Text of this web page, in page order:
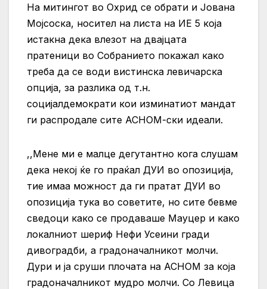
На митингот во Охрид се обрати и Јована
Мојсоска, носител на листа на ИЕ 5 која
истакна дека влезот на двајцата
пратеници во Собранието покажал како
треба да се води вистинска левичарска
опција, за разлика од т.н.
социјалдемократи кои изминатиот мандат
ги распродале сите АСНОМ-ски идеали.
,,Мене ми е малце дегутантно кога слушам
дека некој ќе го праќал ДУИ во опозиција,
тие имаа можност да ги пратат ДУИ во
опозиција тука во советите, но сите бевме
сведоци како се продаваше Мауцер и како
локалниот шериф Нефи Усеини гради
дивоградби, а градоначалникот молчи.
Дури и ја сруши плочата на АСНОМ за која
градоначалникот мудро молчи. Со Левица